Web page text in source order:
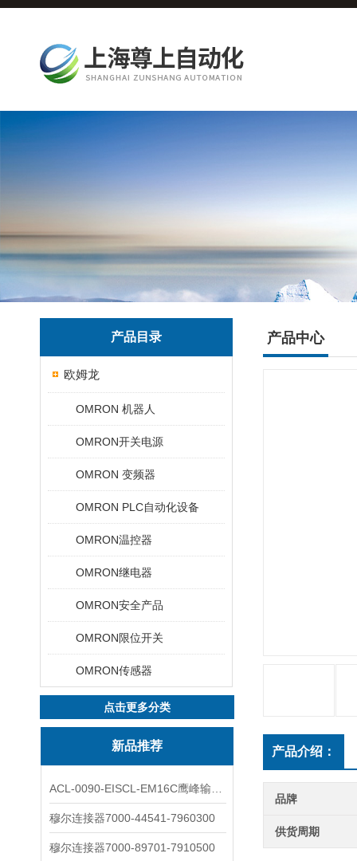
产品目录
欧姆龙
OMRON 机器人
OMRON开关电源
OMRON 变频器
OMRON PLC自动化设备
OMRON温控器
OMRON继电器
OMRON安全产品
OMRON限位开关
OMRON传感器
点击更多分类
新品推荐
穆尔连接器7000-44541-7960300
穆尔连接器7000-89701-7910500
产品中心
产品介绍：
品牌
供货周期